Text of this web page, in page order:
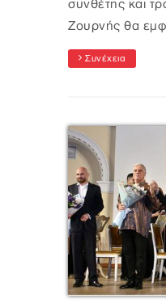
συνθέτης και
Ζουρνής θα
Συνέχεια